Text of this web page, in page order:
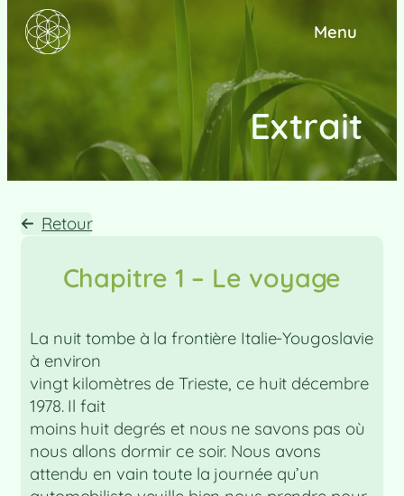
Menu
Extrait
Retour
Chapitre 1 – Le voyage
La nuit tombe à la frontière Italie-Yougoslavie
à environ
vingt kilomètres de Trieste, ce huit décembre
1978. Il fait
moins huit degrés et nous ne savons pas où
nous allons dormir ce soir. Nous avons
attendu en vain toute la journée qu’un